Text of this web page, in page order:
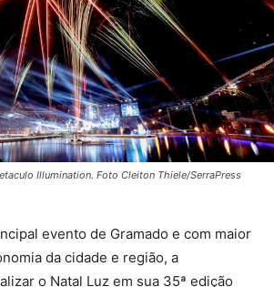
Illumination. Foto Cleiton Thiele/SerraPress
evento de Gramado e com maior
da cidade e região, a
o Natal Luz em sua 35ª edição